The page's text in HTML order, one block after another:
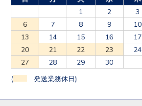
1
2 3
6
7 8 9 10
13
14 15 16 17
20
21 22 23 24
27
28 29 30
( 発送業務休日)